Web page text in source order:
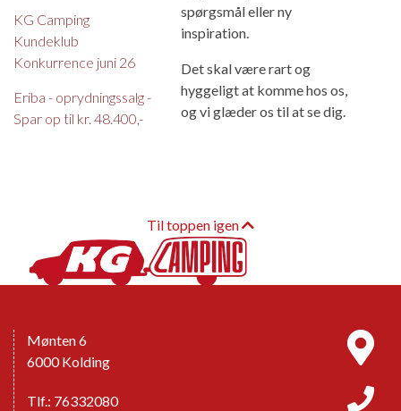
KG Camping
Kundeklub
Konkurrence juni 26
Eriba - oprydningssalg -
Spar op til kr. 48.400,-
spørgsmål eller ny
inspiration.
Det skal være rart og
hyggeligt at komme hos os,
og vi glæder os til at se dig.
Til toppen igen
Mønten 6
6000 Kolding
Tlf.: 76332080